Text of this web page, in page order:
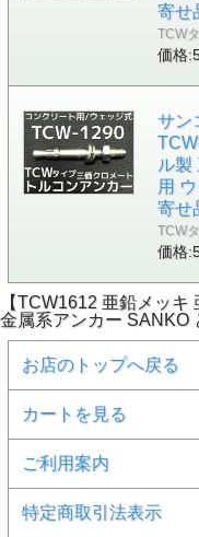
寄せ
TCW
価格
サン
ル製
用
寄せ
TCW
価格
【TCW1612 亜鉛メッ
金属系アンカー SANKO
お店のトップへ戻る
カートを見る
ご利用案内
特定商取引法表示